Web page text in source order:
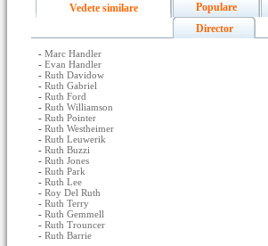
Vedete similare Populare
Director
- Marc Handler
- Evan Handler
- Ruth Davidow
- Ruth Gabriel
- Ruth Ford
- Ruth Williamson
- Ruth Pointer
- Ruth Westheimer
- Ruth Leuwerik
- Ruth Buzzi
- Ruth Jones
- Ruth Park
- Ruth Lee
- Roy Del Ruth
- Ruth Terry
- Ruth Gemmell
- Ruth Trouncer
- Ruth Barrie